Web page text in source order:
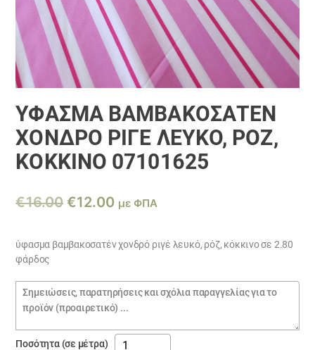
ΎΦΑΣΜΑ ΒΑΜΒΑΚΟΣΑΤΈΝ
ΧΟΝΔΡΌ ΡΙΓΈ ΛΕΥΚΌ, ΡΌΖ,
ΚΌΚΚΙΝΟ 07101625
€16.00 Original
was:
€12.00Η
τιμή
€12.00.
με ΦΠΑ
ύφασμα βαμβακοσατέν χονδρό ριγέ λευκό, ρόζ, κόκκινο σε 2.80
φάρδος
Σημειώσεις
παραγγελίας
Ποσότητα (σε μέτρα)
ύφασμα